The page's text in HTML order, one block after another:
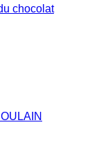
chocolat